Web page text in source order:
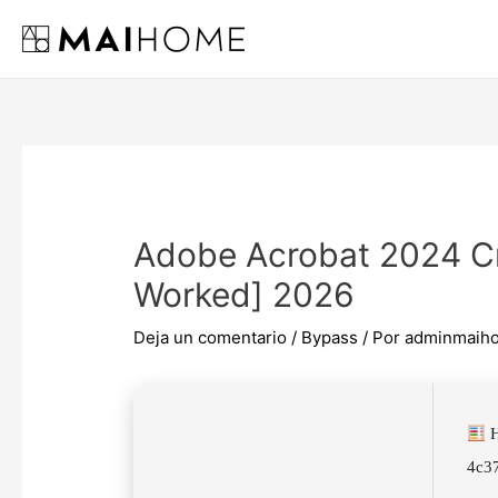
Adobe Acrobat 2024
Worked] 2026
Deja un comentario / Bypass / Por